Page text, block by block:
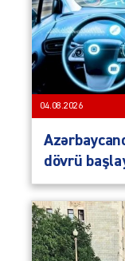
04.08.2026
dövrü